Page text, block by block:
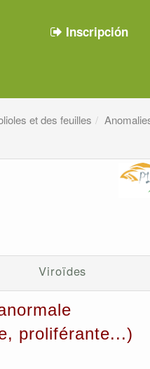
Inscripción
et des feuilles
Viroïdes
proliférante...)